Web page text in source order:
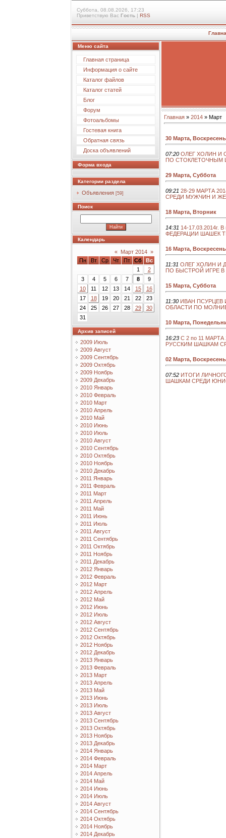
Суббота, 08.08.2026, 17:23
Приветствую Вас Гость | RSS
Меню сайта
Главная страница
Информация о сайте
Каталог файлов
Каталог статей
Блог
Форум
Фотоальбомы
Гостевая книга
Обратная связь
Доска объявлений
Форма входа
Категории раздела
Объявления [59]
Поиск
Календарь
« Март 2014 »
Пн
Вт Ср Чт Пт Сб
Вс
1
2
3
4 5 6 7 8
9
10
11 12 13 14 15
16
17
18 19 20 21 22
23
24
25 26 27 28 29
30
31
Архив записей
2009 Июль
2009 Август
2009 Сентябрь
2009 Октябрь
2009 Ноябрь
2009 Декабрь
2010 Январь
2010 Февраль
2010 Март
2010 Апрель
2010 Май
2010 Июнь
2010 Июль
2010 Август
2010 Сентябрь
2010 Октябрь
2010 Ноябрь
2010 Декабрь
2011 Январь
2011 Февраль
2011 Март
2011 Апрель
2011 Май
2011 Июнь
2011 Июль
2011 Август
2011 Сентябрь
2011 Октябрь
2011 Ноябрь
2011 Декабрь
2012 Январь
2012 Февраль
2012 Март
2012 Апрель
2012 Май
2012 Июнь
2012 Июль
2012 Август
2012 Сентябрь
2012 Октябрь
2012 Ноябрь
2012 Декабрь
2013 Январь
2013 Февраль
2013 Март
2013 Апрель
2013 Май
2013 Июнь
2013 Июль
2013 Август
2013 Сентябрь
2013 Октябрь
2013 Ноябрь
2013 Декабрь
2014 Январь
2014 Февраль
2014 Март
2014 Апрель
2014 Май
2014 Июнь
2014 Июль
2014 Август
2014 Сентябрь
2014 Октябрь
2014 Ноябрь
2014 Декабрь
Главная » 2014 » Март
30 Марта,
07:20 ОЛЕГ ХОЛИН И
ПО СТОКЛЕТОЧНЫМ
29 Марта, Суббота
09:21 28-29 МАРТА
СРЕДИ МУЖЧИН И
18 Марта, Вторник
14:31 14-
ФЕДЕРАЦИИ ШАШЕК
16 Марта,
11:31 ОЛЕГ ХОЛИН И
ПО БЫСТРОЙ ИГРЕ
15 Марта, Суббота
11:30 ИВАН ПСУРЦЕВ
ОБЛАСТИ ПО
10 Марта,
16:23 C 2 по 11
РУССКИМ ШАШКАМ
02 Марта,
07:52 ИТОГИ
ШАШКАМ СРЕДИ